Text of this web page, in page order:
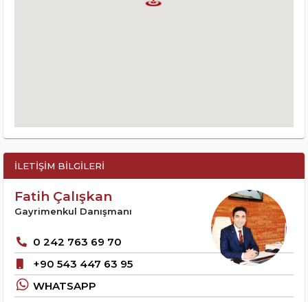
İLETIŞIM BILGILERI
Fatih Çalışkan
Gayrimenkul Danışmanı
0 242 763 69 70
+90 543 447 63 95
WHATSAPP